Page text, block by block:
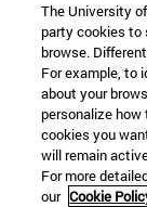
The University
party cookies to
browse.
For example, to
about your
personalize
cookies you
will remain
For more
our Cookie